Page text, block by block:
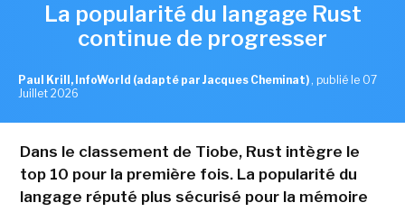
La popularité du langage Rust
continue de progresser
Paul Krill, InfoWorld (adapté par Jacques Cheminat) , publié le 07
Juillet 2026
Dans le classement de Tiobe, Rust intègre le
top 10 pour la première fois. La popularité du
langage réputé plus sécurisé pour la mémoire